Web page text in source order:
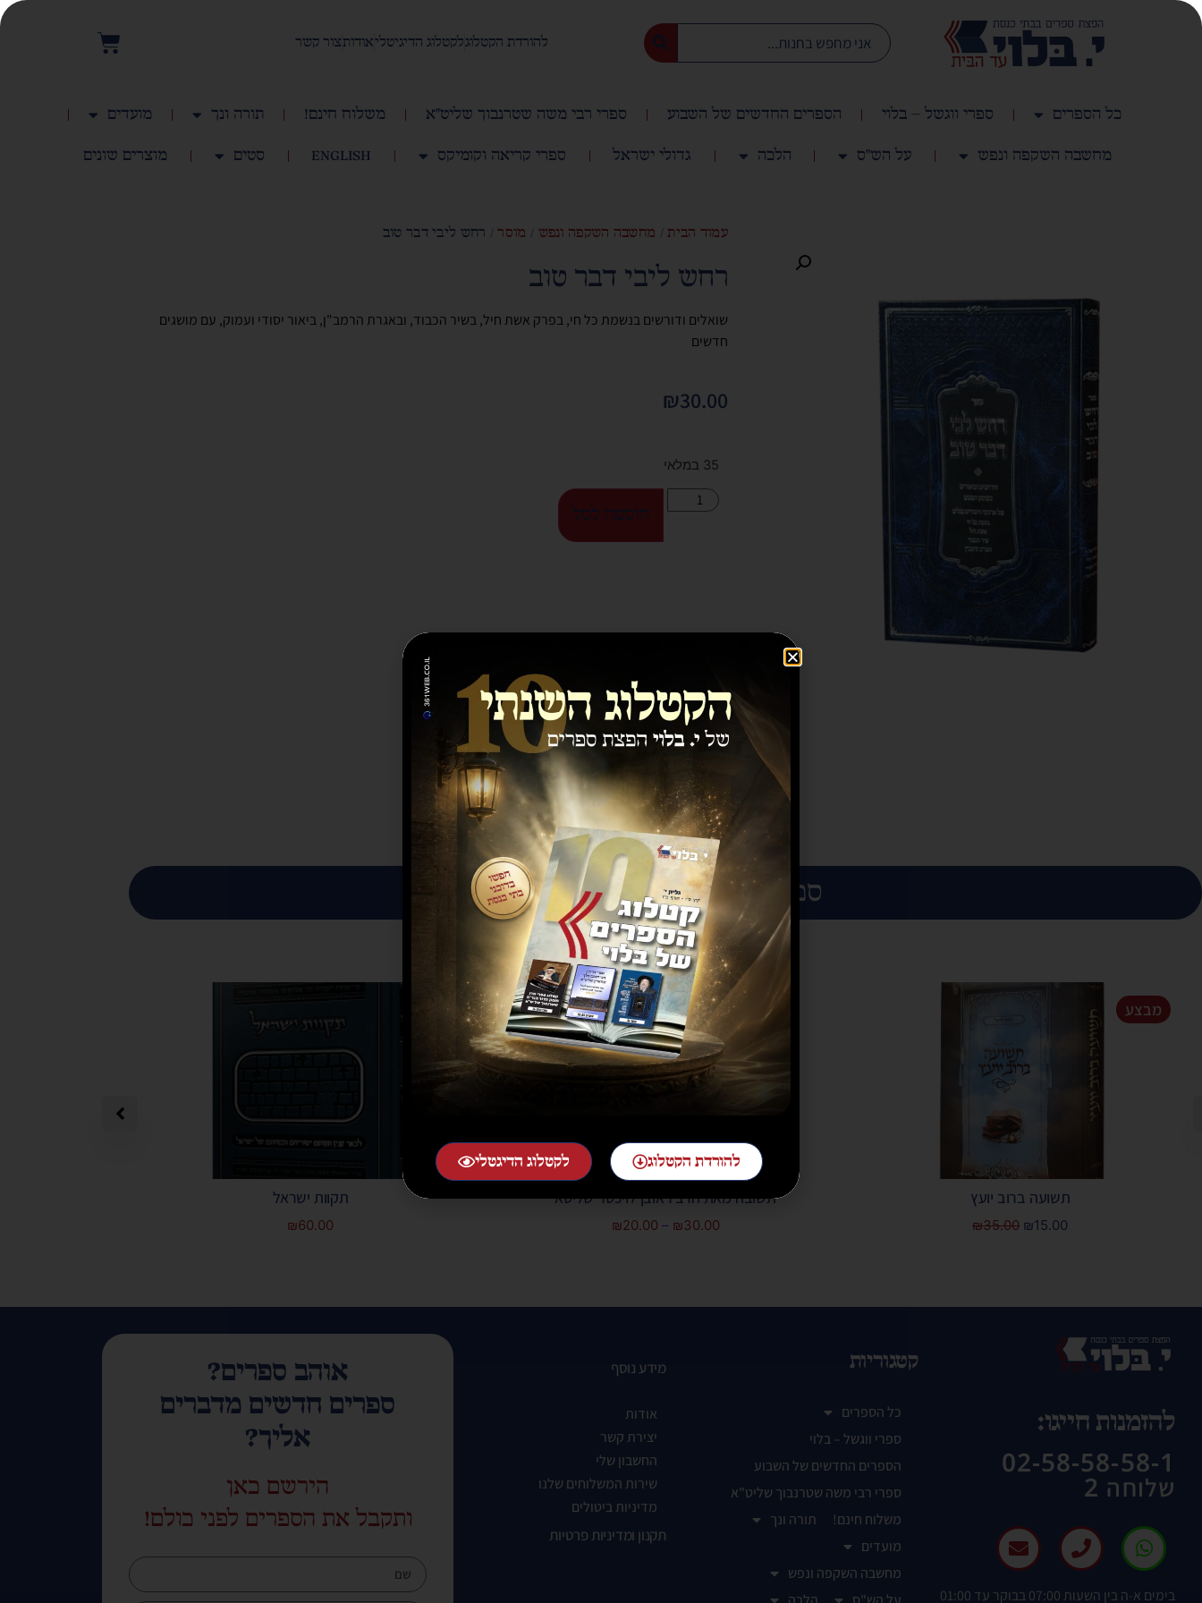
להורדת הקטלוג לקטלוג הדיגיטלי אודות צור קשר
כל הספרים ספרי ווגשל – בלוי הספרים החדשים של השבוע ספרי רבי משה שטרנבוך שליט"א משלוח חינם! תורה ונך מועדים
מחשבה השקפה ונפש על הש"ס הלכה גדולי ישראל ספרי קריאה וקומיקס English סטים מוצרים שונים
עמוד הבית/ מחשבה השקפה ונפש / מוסר / רחש ליבי דבר טוב
רחש ליבי דבר טוב
שואלים ודורשים בנשמת כל חי, בפרק אשת חיל, בשיר הכבוד, ובאגרת הרמב"ן, ביאור יסודי ועמוק, עם מושגים
חדשים
₪30.00
35 במלאי
הוספה לסל
ספרים נוספים שיעניינו אותך...
מבצע
תשועה ברוב יועץ
₪35.00 ₪15.00
תשובה מאת הרב ראובן לויכטר שליטא
₪20.00 – ₪30.00
תקוות ישראל
₪60.00
להזמנות חייגו:
02-58-58-58-1
שלוחה 2
בימים א-ה בין השעות 07:00 בבוקר עד 01:00
קטגוריות
כל הספרים
ספרי ווגשל – בלוי
הספרים החדשים של השבוע
ספרי רבי משה שטרנבוך שליט"א
משלוח חינם!
תורה ונך
מועדים
מחשבה השקפה ונפש
מידע נוסף
אודות
יצירת קשר
החשבון שלי
שירות המשלוחים שלנו
מדיניות ביטולים
תקנון ומדיניות פרטיות
אוהב ספרים?
ספרים חדשים מדברים
אליך?
הירשם כאן
ותקבל את הספרים לפני כולם!
להורדת הקטלוג לקטלוג הדיגטלי